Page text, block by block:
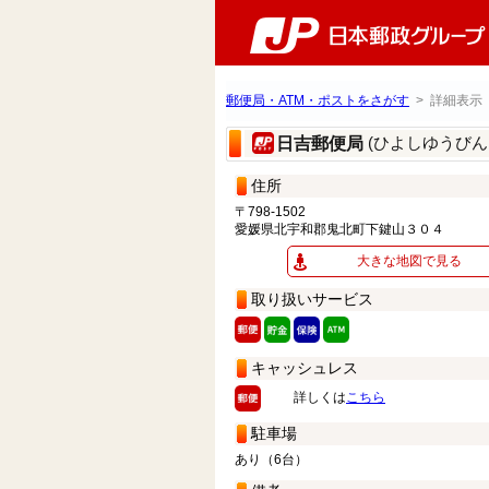
郵便局・ATM・ポストをさがす > 詳細表示
日吉郵便局 (ひよしゆうび
住所
〒798-1502
愛媛県北宇和郡鬼北町下鍵山３０４
大きな地図で見る
取り扱いサービス
キャッシュレス
詳しくはこちら
駐車場
あり（6台）